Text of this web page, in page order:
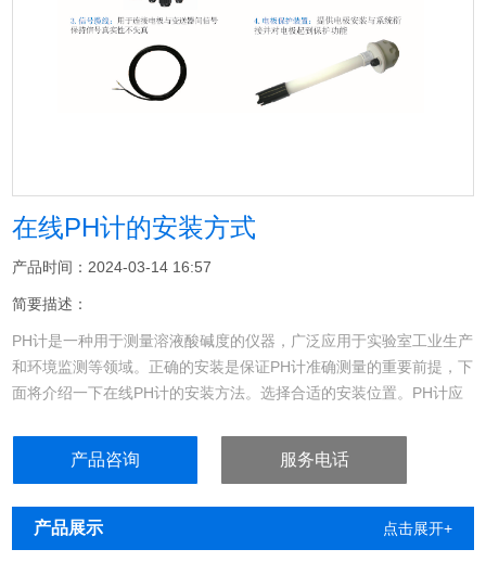
在线PH计的安装方式
产品时间：2024-03-14 16:57
简要描述：
PH计是一种用于测量溶液酸碱度的仪器，广泛应用于实验室工业生产
和环境监测等领域。正确的安装是保证PH计准确测量的重要前提，下
面将介绍一下在线PH计的安装方法。选择合适的安装位置。PH计应
装方式，可以根据自身的工况来选择适合自己的安装方式，值得注意
产品咨询 服务电话
产品展示 点击展开+